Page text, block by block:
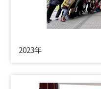
2023年